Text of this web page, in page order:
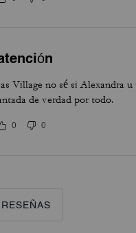
Village no sé si Alexandra
de verdad por todo.
0 0